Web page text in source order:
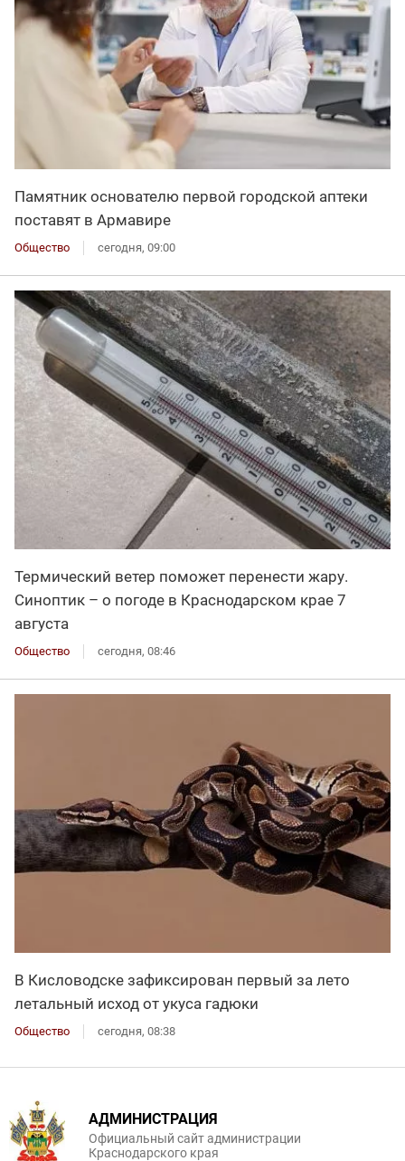
Памятник основателю первой городской аптеки
поставят в Армавире
Общество сегодня, 09:00
Термический ветер поможет перенести жару.
Синоптик – о погоде в Краснодарском крае 7
августа
Общество сегодня, 08:46
В Кисловодске зафиксирован первый за лето
летальный исход от укуса гадюки
Общество сегодня, 08:38
АДМИНИСТРАЦИЯ
Официальный сайт администрации
Краснодарского края